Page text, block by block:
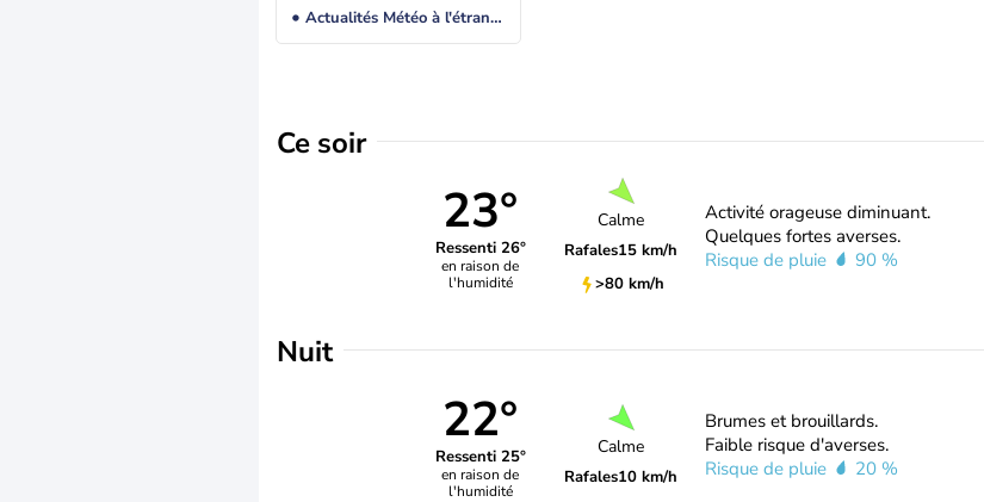
Actualités Météo à l'étranger
Ce soir
23°
Ressenti 26°
en raison de
l'humidité
Calme
Rafales15 km/h
>80 km/h
Activité orageuse diminuant.
Quelques fortes averses.
Risque de pluie
90 %
Nuit
22°
Ressenti 25°
en raison de
l'humidité
Calme
Rafales10 km/h
Brumes et brouillards.
Faible risque d'averses.
Risque de pluie
20 %